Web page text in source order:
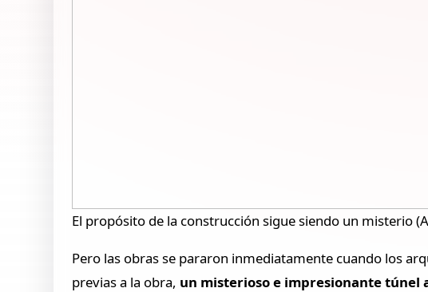
El propósito de la construcción sigue siendo un misterio
Pero las obras se pararon inmediatamente cuando los
previas a la obra, un misterioso e impresionante túnel